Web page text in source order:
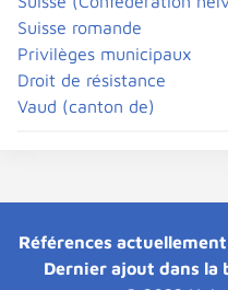
Suisse romande
Privilèges municipaux
Droit de résistance
Vaud (canton de)
Références
Dernier ajout dans la